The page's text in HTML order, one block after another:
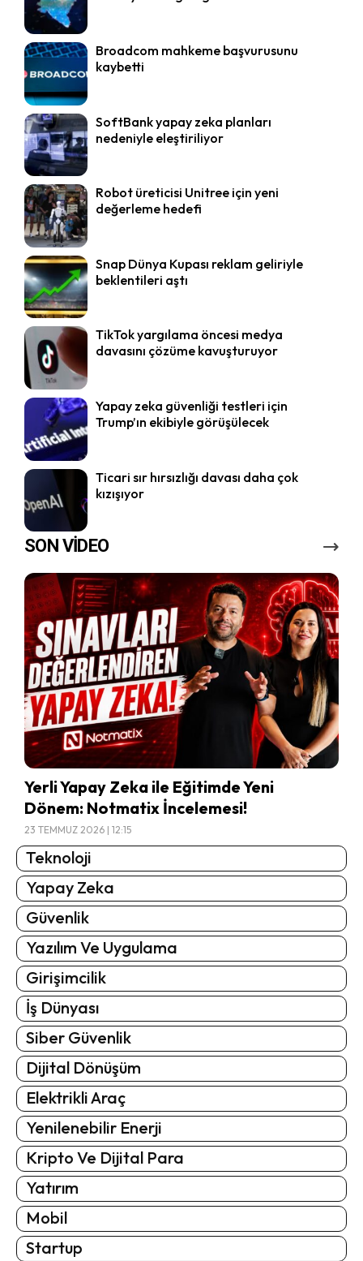
Broadcom mahkeme başvurusunu
kaybetti
SoftBank yapay zeka planları
nedeniyle eleştiriliyor
Robot üreticisi Unitree için yeni
değerleme hedefi
Snap Dünya Kupası reklam geliriyle
beklentileri aştı
TikTok yargılama öncesi medya
davasını çözüme kavuşturuyor
Yapay zeka güvenliği testleri için
Trump’ın ekibiyle görüşülecek
Ticari sır hırsızlığı davası daha çok
kızışıyor
SON VİDEO
Yerli Yapay Zeka ile Eğitimde Yeni
Dönem: Notmatix İncelemesi!
23 TEMMUZ 2026 | 12:15
Teknoloji
Yapay Zeka
Güvenlik
Yazılım Ve Uygulama
Girişimcilik
İş Dünyası
Siber Güvenlik
Dijital Dönüşüm
Elektrikli Araç
Yenilenebilir Enerji
Kripto Ve Dijital Para
Yatırım
Mobil
Startup